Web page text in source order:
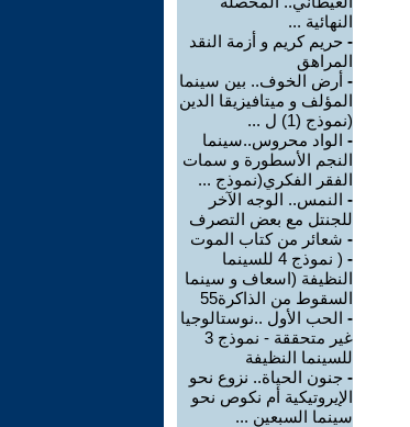
النهائية ...
- حريم كريم و أزمة النقد
المراهق
- أرض الخوف.. بين سينما
المؤلف و ميتافيزيقا الدين
(نموذج (1) ل ...
- الواد محروس..سينما
النجم الأسطورة و سمات
الفقر الفكري(نموذج ...
- النمس.. الوجه الآخر
للجنتل مع بعض التصرف
- شعائر من كتاب الموت
-
( نموذج 4 للسينما
النظيفة (اسعاف و سينما
السقوط من الذاكرة55
- الحب الأول ..نوستالوجيا
غير متحققة - نموذج 3
للسينما النظيفة
- جنون الحياة.. نزوع نحو
الإيروتيكية أم نكوص نحو
سينما السبعين ...